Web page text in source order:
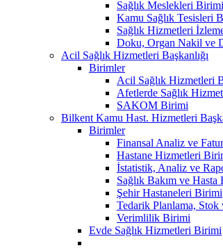
Sağlık Meslekleri Birimi
Kamu Sağlık Tesisleri
Sağlık Hizmetleri
Doku, Organ Nakil ve
Acil Sağlık Hizmetleri Başkanlığı
Birimler
Acil Sağlık Hizmetleri
Afetlerde Sağlık
SAKOM Birimi
Bilkent Kamu Hast. Hizmetleri
Birimler
Finansal Analiz ve
Hastane Hizmetleri
İstatistik, Analiz ve
Sağlık Bakım ve
Şehir Hastaneleri Birimi
Tedarik Planlama,
Verimlilik Birimi
Evde Sağlık Hizmetleri Birimi